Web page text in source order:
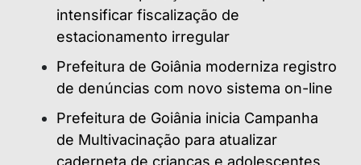
intensificar fiscalização de
estacionamento irregular
Prefeitura de Goiânia moderniza registro
de denúncias com novo sistema on-line
Prefeitura de Goiânia inicia Campanha
de Multivacinação para atualizar
caderneta de crianças e adolescentes